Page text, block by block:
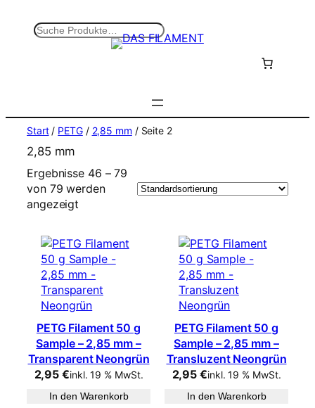
S
Start/ PETG/ 2,85 mm / Seite 2
2,85 mm
Ergebnisse 46 – 79
von 79 werden
angezeigt
PETG Filament 50 g
Sample – 2,85 mm –
Transparent Neongrün
2,95€inkl. 19 % MwSt.
In den Warenkorb
PETG Filament 50 g
Sample – 2,85 mm –
Transluzent Neongrün
2,95€inkl. 19 % MwSt.
In den Warenkorb